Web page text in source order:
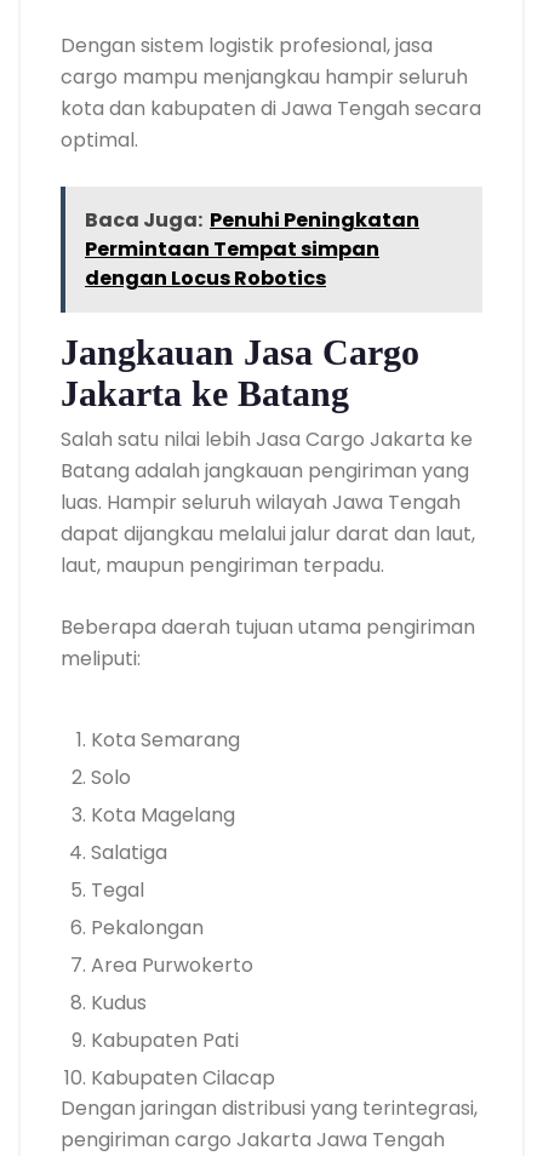
Dengan sistem logistik profesional, jasa
cargo mampu menjangkau hampir seluruh
kota dan kabupaten di Jawa Tengah secara
optimal.
Baca Juga: Penuhi Peningkatan
Permintaan Tempat simpan
dengan Locus Robotics
Jangkauan Jasa Cargo
Jakarta ke Batang
Salah satu nilai lebih Jasa Cargo Jakarta ke
Batang adalah jangkauan pengiriman yang
luas. Hampir seluruh wilayah Jawa Tengah
dapat dijangkau melalui jalur darat dan laut,
laut, maupun pengiriman terpadu.
Beberapa daerah tujuan utama pengiriman
meliputi:
Kota Semarang
Solo
Kota Magelang
Salatiga
Tegal
Pekalongan
Area Purwokerto
Kudus
Kabupaten Pati
Kabupaten Cilacap
Dengan jaringan distribusi yang terintegrasi,
pengiriman cargo Jakarta Jawa Tengah